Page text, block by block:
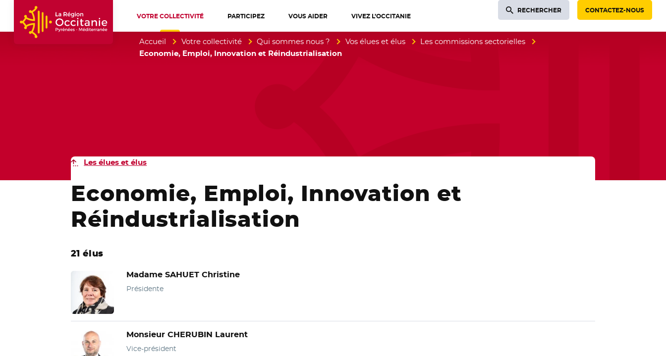
Accueil Région Occitanie / Pyrénées-Méditerranée
VOTRE COLLECTIVITÉ PARTICIPEZ VOUS AIDER VIVEZ L’OCCITANIE
RECHERCHER CONTACTEZ-NOUS
Accueil Votre collectivité Qui sommes nous ? Vos élues et élus
Les commissions sectorielles
Economie, Emploi, Innovation et Réindustrialisation
Les élues et élus
Economie, Emploi, Innovation et
Réindustrialisation
21 élus
Madame SAHUET Christine
Présidente
Monsieur CHERUBIN Laurent
Vice-président